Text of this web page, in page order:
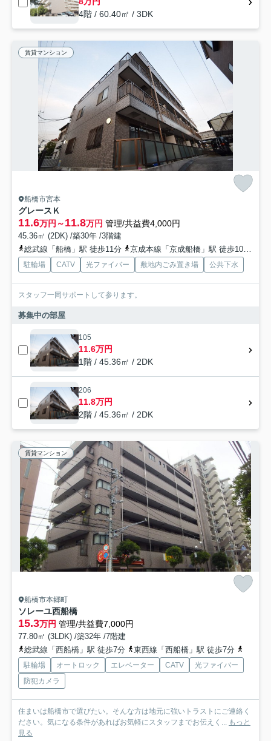
4階 / 60.40㎡ / 3DK
賃貸マンション
船橋市宮本
グレースＫ
11.6万円～11.8万円 管理/共益費4,000円
45.36㎡ (2DK) /築30年 /3階建
総武線「船橋」駅 徒歩11分
京成本線「京成船橋」駅 徒歩10分
駐輪場 CATV 光ファイバー 敷地内ごみ置き場 公共下水
スタッフ一同サポートして参ります。
募集中の部屋
105
11.6万円
1階 / 45.36㎡ / 2DK
206
11.8万円
2階 / 45.36㎡ / 2DK
賃貸マンション
船橋市本郷町
ソレーユ西船橋
15.3万円 管理/共益費7,000円
77.80㎡ (3LDK) /築32年 /7階建
総武線「西船橋」駅 徒歩7分
東西線「西船橋」駅 徒歩7分
駐輪場 オートロック エレベーター CATV
光ファイバー
防犯カメラ
住まいは船橋市で選びたい。そんな方は地元に強いトラストにご連絡く
ださい。気になる条件があればお気軽にスタッフまでお伝えく... もっと
見る